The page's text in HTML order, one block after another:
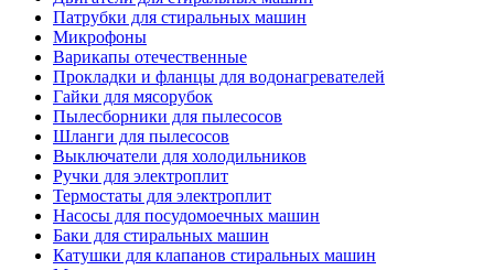
Патрубки для стиральных машин
Микрофоны
Варикапы отечественные
Прокладки и фланцы для водонагревателей
Гайки для мясорубок
Пылесборники для пылесосов
Шланги для пылесосов
Выключатели для холодильников
Ручки для электроплит
Термостаты для электроплит
Насосы для посудомоечных машин
Баки для стиральных машин
Катушки для клапанов стиральных машин